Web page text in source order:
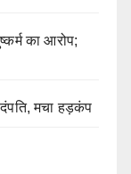
का आरोप;
दंपति, मचा हड़कंप